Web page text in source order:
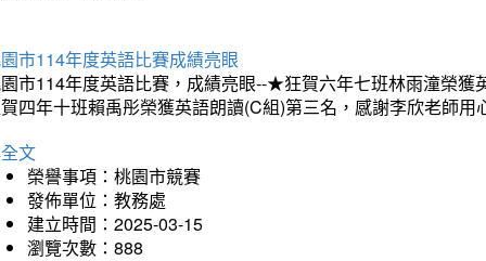
市114年度英語比賽成績亮眼
市114年度英語比賽，成績亮眼--★狂賀六年七班林雨潼榮
四年十班賴禹彤榮獲英語朗讀(C組)第三名，感謝李欣老師
文
榮譽事項：桃園市競賽
發佈單位：教務處
建立時間：2025-03-15
瀏覽次數：888